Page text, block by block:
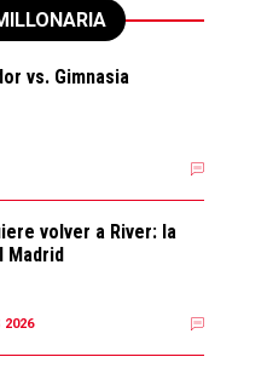
vs. Gimnasia
342
volver a River: la
Madrid
2026 74